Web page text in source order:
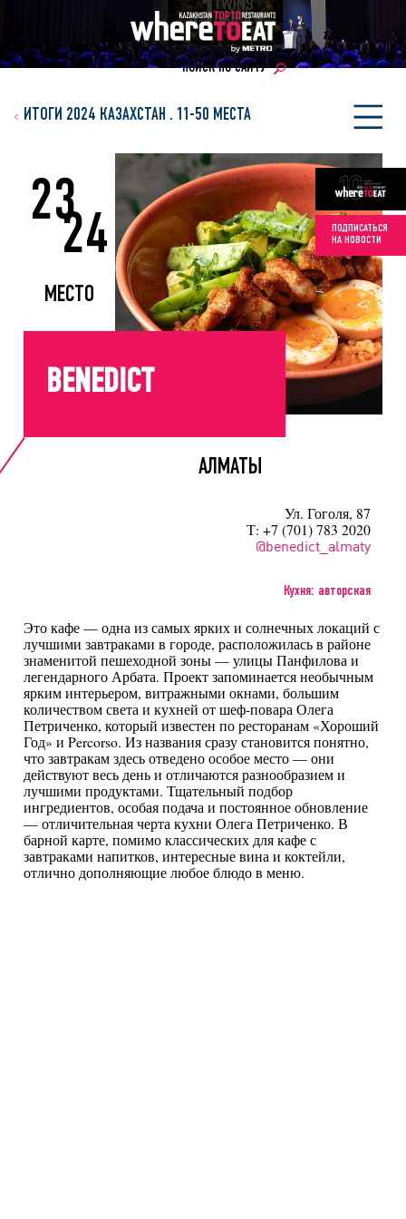
ПОИСК ПО САЙТУ
ПОДПИСАТЬСЯ
НА НОВОСТИ
ИТОГИ 2024 КАЗАХСТАН . 11-50 МЕСТА
23
24
МЕСТО
BENEDICT
АЛМАТЫ
Ул. Гоголя, 87
Т: +7 (701) 783 2020
@benedict_almaty
Кухня: авторская
Это кафе — одна из самых ярких и солнечных локаций с
лучшими завтраками в городе, расположилась в районе
знаменитой пешеходной зоны — улицы Панфилова и
легендарного Арбата. Проект запоминается необычным
ярким интерьером, витражными окнами, большим
количеством света и кухней от шеф-повара Олега
Петриченко, который известен по ресторанам «Хороший
Год» и Percorso. Из названия сразу становится понятно,
что завтракам здесь отведено особое место — они
действуют весь день и отличаются разнообразием и
лучшими продуктами. Тщательный подбор
ингредиентов, особая подача и постоянное обновление
— отличительная черта кухни Олега Петриченко. В
барной карте, помимо классических для кафе с
завтраками напитков, интересные вина и коктейли,
отлично дополняющие любое блюдо в меню.